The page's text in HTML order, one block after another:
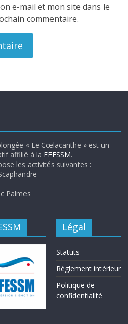
e-mail et mon site dans le
commentaire.
« Le Cœlacanthe » est un
affilié à la FFESSM.
les activités suivantes :
Palmes
Légal
Statuts
Réglement intérieur
Politique de
confidentialité